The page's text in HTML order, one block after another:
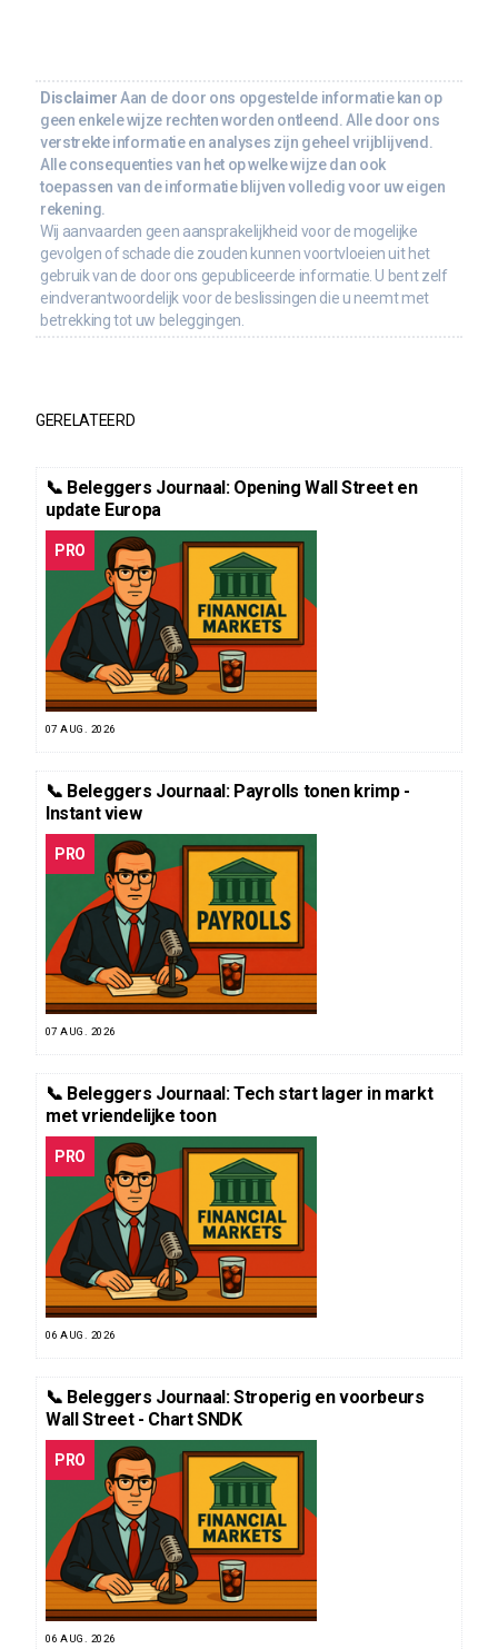
Disclaimer Aan de door ons opgestelde informatie kan op
geen enkele wijze rechten worden ontleend. Alle door ons
verstrekte informatie en analyses zijn geheel vrijblijvend.
Alle consequenties van het op welke wijze dan ook
toepassen van de informatie blijven volledig voor uw eigen
rekening.
Wij aanvaarden geen aansprakelijkheid voor de mogelijke
gevolgen of schade die zouden kunnen voortvloeien uit het
gebruik van de door ons gepubliceerde informatie. U bent zelf
eindverantwoordelijk voor de beslissingen die u neemt met
betrekking tot uw beleggingen.
GERELATEERD
📞 Beleggers Journaal: Opening Wall Street en
update Europa
PRO
07 AUG. 2026
📞 Beleggers Journaal: Payrolls tonen krimp -
Instant view
PRO
07 AUG. 2026
📞 Beleggers Journaal: Tech start lager in markt
met vriendelijke toon
PRO
06 AUG. 2026
📞 Beleggers Journaal: Stroperig en voorbeurs
Wall Street - Chart SNDK
PRO
06 AUG. 2026